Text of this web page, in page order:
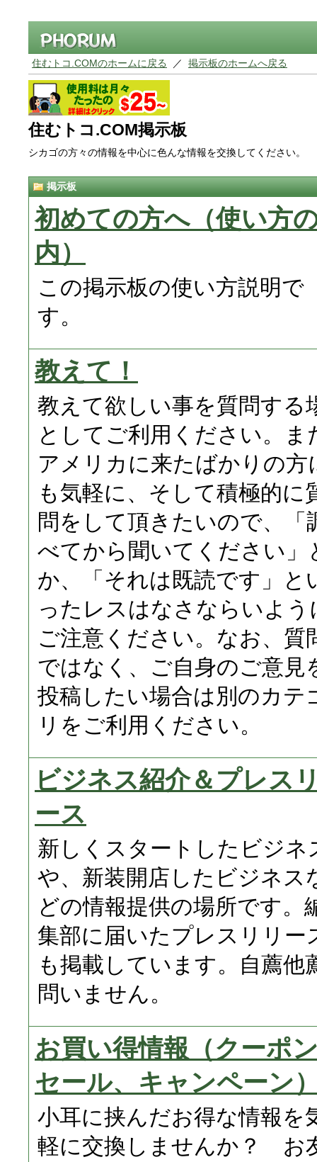
住むトコ.COMのホームに戻る ／ 掲示板のホームへ戻る
住むトコ.COM掲示板
シカゴの方々の情報を中心に色んな情報を交換してください。
掲示板
初めての方へ（使い方
内）
この掲示板の使い方説明で
す。
教えて！
教えて欲しい事を質問する
としてご利用ください。ま
アメリカに来たばかりの方
も気軽に、そして積極的に
問をして頂きたいので、「
べてから聞いてください」
か、「それは既読です」と
ったレスはなさならいよう
ご注意ください。なお、質
ではなく、ご自身のご意見
投稿したい場合は別のカテ
リをご利用ください。
ビジネス紹介＆プレス
ース
新しくスタートしたビジネ
や、新装開店したビジネス
どの情報提供の場所です。
集部に届いたプレスリリー
も掲載しています。自薦他
問いません。
お買い得情報（クーポ
セール、キャンペーン
小耳に挟んだお得な情報を
軽に交換しませんか？ お